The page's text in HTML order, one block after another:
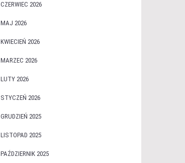
CZERWIEC 2026
MAJ 2026
KWIECIEŃ 2026
MARZEC 2026
LUTY 2026
STYCZEŃ 2026
GRUDZIEŃ 2025
LISTOPAD 2025
PAŹDZIERNIK 2025